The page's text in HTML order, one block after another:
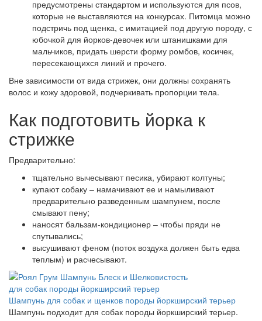
предусмотрены стандартом и используются для псов,
которые не выставляются на конкурсах. Питомца можно
подстричь под щенка, с имитацией под другую породу, с
юбочкой для йорков-девочек или штанишками для
мальчиков, придать шерсти форму ромбов, косичек,
пересекающихся линий и прочего.
Вне зависимости от вида стрижек, они должны сохранять
волос и кожу здоровой, подчеркивать пропорции тела.
Как подготовить йорка к
стрижке
Предварительно:
тщательно вычесывают песика, убирают колтуны;
купают собаку – намачивают ее и намыливают
предварительно разведенным шампунем, после
смывают пену;
наносят бальзам-кондиционер – чтобы пряди не
спутывались;
высушивают феном (поток воздуха должен быть едва
теплым) и расчесывают.
Шампунь для собак и щенков породы йоркширский терьер
Шампунь подходит для собак породы йоркширский терьер.